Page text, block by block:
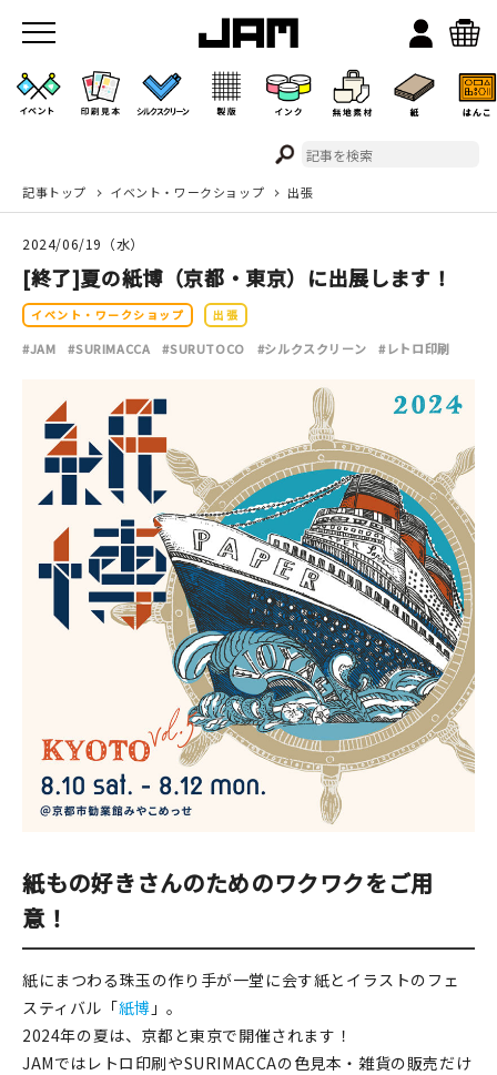
JAMのこと
お店/ワークスペース
イベント
印刷見本
シルクスクリーン
無地素材
文房具
雑貨
はんこ
JAMグッズ
台湾グッズ
在庫限り
記事トップ イベント・ワークショップ 出張
2024/06/19（水）
[終了]夏の紙博（京都・東京）に出展します！
イベント・ワークショップ 出張
#JAM #SURIMACCA #SURUTOCO #シルクスクリーン #レトロ印刷
紙もの好きさんのためのワクワクをご用
意！
紙にまつわる珠玉の作り手が一堂に会す紙とイラストのフェ
スティバル「紙博 」。
2024年の夏は、京都と東京で開催されます！
JAMではレトロ印刷やSURIMACCAの色見本・雑貨の販売だけ